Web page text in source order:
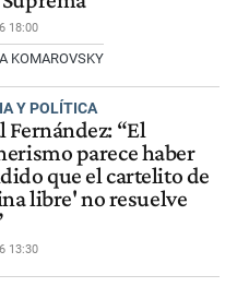
18:00
KOMAROVSKY
Y POLÍTICA
Fernández: “El
parece haber
que el cartelito de
libre' no resuelve
13:30